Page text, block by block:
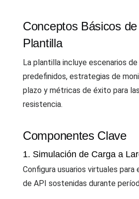
Conceptos Básicos
Plantilla
La plantilla incluye escenarios
predefinidos, estrategias de
plazo y métricas de éxito para
resistencia.
Componentes Clave
1. Simulación de Carga a
Configura usuarios virtuales para
de API sostenidas durante